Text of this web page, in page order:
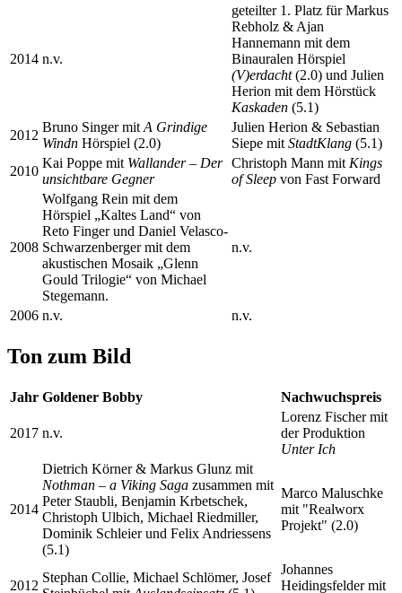
2014 n.v.
geteilter 1. Platz für Markus
Rebholz & Ajan
Hannemann mit dem
Binauralen Hörspiel
(V)erdacht(2.0) und Julien
Herion mit dem Hörstück
Kaskaden (5.1)
2012
Bruno Singer mit A Grindige
Windn Hörspiel (2.0)
Julien Herion & Sebastian
Siepe mit StadtKlang (5.1)
2010
Kai Poppe mit Wallander – Der
unsichtbare Gegner
Christoph Mann mit Kings
of Sleep von Fast Forward
2008
Wolfgang Rein mit dem
Hörspiel „Kaltes Land“ von
Reto Finger und Daniel Velasco-
Schwarzenberger mit dem
akustischen Mosaik „Glenn
Gould Trilogie“ von Michael
Stegemann.
n.v.
2006 n.v. n.v.
Ton zum Bild
Jahr Goldener Bobby Nachwuchspreis
2017 n.v.
Lorenz Fischer mit
der Produktion
Unter Ich
2014
Dietrich Körner & Markus Glunz mit
Nothman – a Viking Saga zusammen mit
Peter Staubli, Benjamin Krbetschek,
Christoph Ulbich, Michael Riedmiller,
Dominik Schleier und Felix Andriessens
(5.1)
Marco Maluschke
mit "Realworx
Projekt" (2.0)
2012
Stephan Collie, Michael Schlömer, Josef
Johannes
Heidingsfelder mit